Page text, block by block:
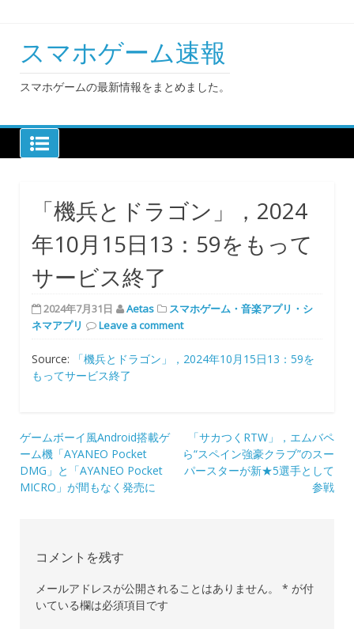
スマホゲーム速報
スマホゲームの最新情報をまとめました。
「機兵とドラゴン」，2024
年10月15日13：59をもって
サービス終了
2024年7月31日 Aetas
スマホゲーム・音楽アプリ・シ
ネマアプリ
Leave a comment
Source:
「機兵とドラゴン」，2024年10月15日13：59を
もってサービス終了
投
稿
ナ
ゲームボーイ風Android搭載ゲ
ーム機「AYANEO Pocket
DMG」と「AYANEO Pocket
MICRO」が間もなく発売に
「サカつくRTW」，エムバペ
ら“スペイン強豪クラブ”のスー
パースターが新★5選手として
参戦
コメントを残す
メールアドレスが公開されることはありません。 * が付
いている欄は必須項目です